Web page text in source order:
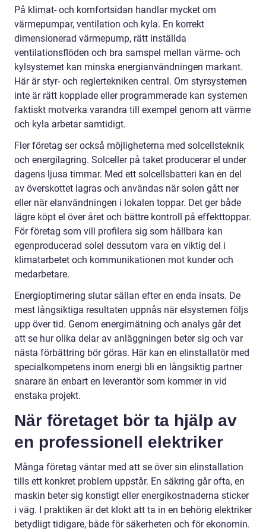
På klimat- och komfortsidan handlar mycket om
värmepumpar, ventilation och kyla. En korrekt
dimensionerad värmepump, rätt inställda
ventilationsflöden och bra samspel mellan värme- och
kylsystemet kan minska energianvändningen markant.
Här är styr- och reglertekniken central. Om styrsystemen
inte är rätt kopplade eller programmerade kan systemen
faktiskt motverka varandra till exempel genom att värme
och kyla arbetar samtidigt.
Fler företag ser också möjligheterna med solcellsteknik
och energilagring. Solceller på taket producerar el under
dagens ljusa timmar. Med ett solcellsbatteri kan en del
av överskottet lagras och användas när solen gått ner
eller när elanvändningen i lokalen toppar. Det ger både
lägre köpt el över året och bättre kontroll på effekttoppar.
För företag som vill profilera sig som hållbara kan
egenproducerad solel dessutom vara en viktig del i
klimatarbetet och kommunikationen mot kunder och
medarbetare.
Energioptimering slutar sällan efter en enda insats. De
mest långsiktiga resultaten uppnås när elsystemen följs
upp över tid. Genom energimätning och analys går det
att se hur olika delar av anläggningen beter sig och var
nästa förbättring bör göras. Här kan en elinstallatör med
specialkompetens inom energi bli en långsiktig partner
snarare än enbart en leverantör som kommer in vid
enstaka projekt.
När företaget bör ta hjälp av
en professionell elektriker
Många företag väntar med att se över sin elinstallation
tills ett konkret problem uppstår. En säkring går ofta, en
maskin beter sig konstigt eller energikostnaderna sticker
i väg. I praktiken är det klokt att ta in en behörig elektriker
betydligt tidigare, både för säkerheten och för ekonomin.